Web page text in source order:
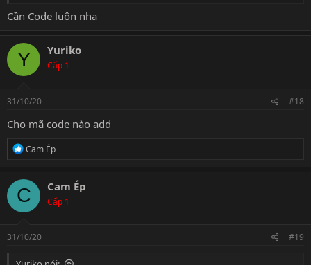
Cần Code luôn nha
Y Yuriko
Cấp 1
31/10/20 #18
Cho mã code nào add
R
c
t
i
o
s
Cam Ép
C Cam Ép
Cấp 1
31/10/20 #19